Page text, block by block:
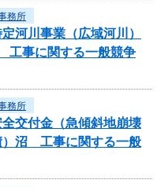
務所
河川事業（広域河川）
工事に関する一般競争
務所
交付金（急傾斜地崩壊
）沼 工事に関する一般